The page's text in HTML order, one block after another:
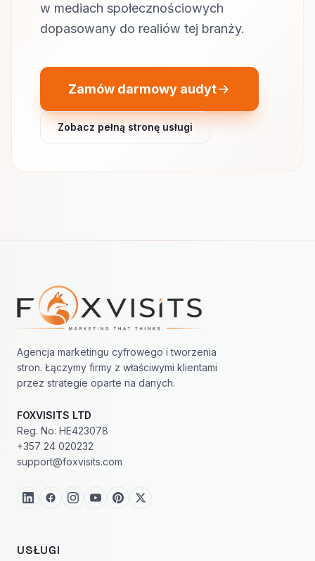
w mediach społecznościowych
dopasowany do realiów tej branży.
Zamów darmowy audyt
Zobacz pełną stronę usługi
Nawigacja w stopce
Agencja marketingu cyfrowego i tworzenia
stron. Łączymy firmy z właściwymi klientami
przez strategie oparte na danych.
FOXVISITS LTD
Reg. No: HE423078
+357 24 020232
support@foxvisits.com
USŁUGI